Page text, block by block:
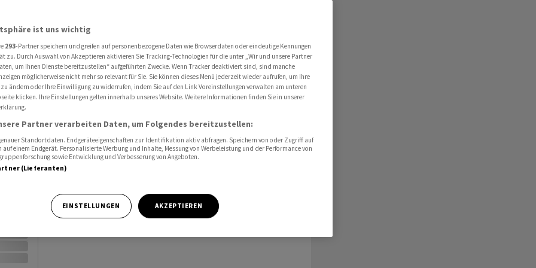
45
- Mixta BVG Passive 45
Portfolio
Watchlist
ist uns wichtig
293-Partner speichern und greifen auf personenbezogene Daten wie Browserdaten oder eindeutige Kennungen
zu. Durch Auswahl von Akzeptieren aktivieren Sie Tracking-Technologien für die unter „Wir und unsere Partner
um Ihnen Dienste bereitzustellen“ aufgeführten Zwecke. Wenn Tracker deaktiviert sind, sind manche
möglicherweise nicht mehr so relevant für Sie. Sie können dieses Menü jederzeit wieder aufrufen, um Ihre
ändern oder Ihre Einwilligung zu widerrufen, indem Sie auf den Link Voreinstellungen verwalten am unteren
klicken. Ihre Einstellungen gelten innerhalb unseres Website. Weitere Informationen finden Sie in unserer
Partner verarbeiten Daten, um Folgendes bereitzustellen:
Standortdaten. Endgeräteeigenschaften zur Identifikation aktiv abfragen. Speichern von oder Zugriff auf
einem Endgerät. Personalisierte Werbung und Inhalte, Messung von Werbeleistung und der Performance von
sowie Entwicklung und Verbesserung von Angeboten.
(Lieferanten)
EINSTELLUNGEN AKZEPTIEREN